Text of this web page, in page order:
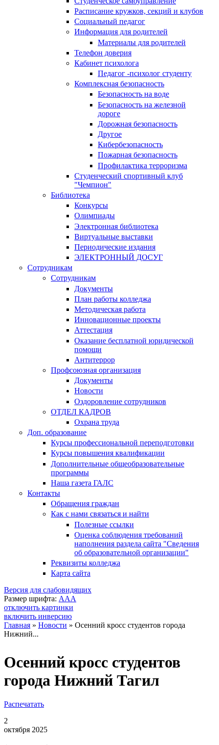
Расписание кружков, секций и клубов
Социальный педагог
Информация для родителей
Материалы для родителей
Телефон доверия
Кабинет психолога
Педагог -психолог студенту
Комплексная безопасность
Безопасность на воде
Безопасность на железной
дороге
Дорожная безопасность
Другое
Кибербезопасность
Пожарная безопасность
Профилактика терроризма
Студенческий спортивный клуб
"Чемпион"
Библиотека
Конкурсы
Олимпиады
Электронная библиотека
Виртуальные выставки
Периодические издания
ЭЛЕКТРОННЫЙ ДОСУГ
Сотрудникам
Сотрудникам
Документы
План работы колледжа
Методическая работа
Инновационные проекты
Аттестация
Оказание бесплатной юридической
помощи
Антитеррор
Профсоюзная организация
Документы
Новости
Оздоровление сотрудников
ОТДЕЛ КАДРОВ
Охрана труда
Доп. образование
Курсы профессиональной переподготовки
Курсы повышения квалификации
Дополнительные общеобразовательные
программы
Наша газета ГАЛС
Контакты
Обращения граждан
Как с нами связаться и найти
Полезные ссылки
Оценка соблюдения требований
наполнения раздела сайта "Сведения
об образовательной организации"
Реквизиты колледжа
Карта сайта
Версия для слабовидящих
Размер шрифта: AAA
отключить картинки
включить инверсию
Вы здесь
Главная » Новости » Осенний кросс студентов города
Нижний...
Осенний кросс студентов
города Нижний Тагил
Распечатать
2
октября 2025